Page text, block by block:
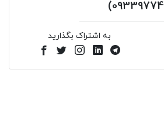
به اشتراک بگذارید